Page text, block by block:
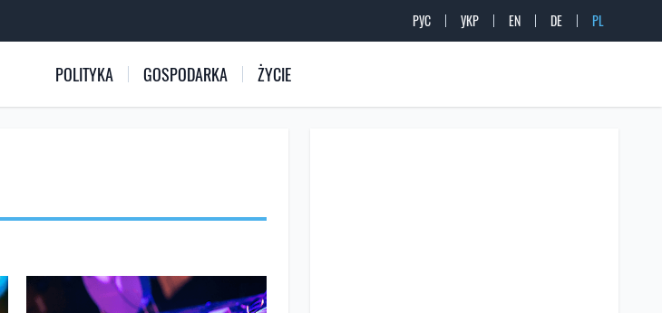
РУС УКР EN DE PL
POLITYKA GOSPODARKA ŻYCIE